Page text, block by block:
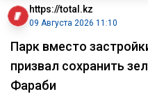
https://total.kz
09 Августа 2026 11:10
Парк вместо
призвал сохранить
Фараби